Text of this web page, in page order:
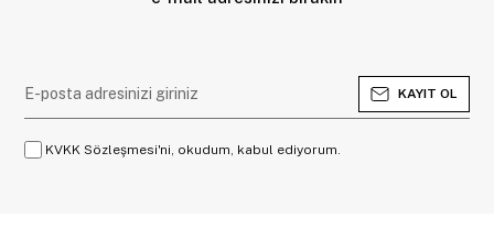
KAYIT OL
KVKK Sözleşmesi'ni, okudum, kabul ediyorum.